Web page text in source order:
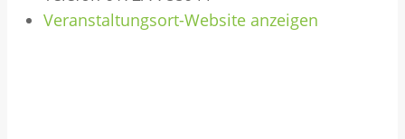
Veranstaltungsort-Website anzeigen